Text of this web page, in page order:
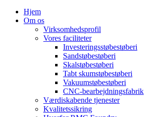
Hjem
Om os
Virksomhedsprofil
Vores faciliteter
Investeringsstøbestøberi
Sandstøbestøberi
Skalstøbestøberi
Tabt skumstøbestøberi
Vakuumstøbestøberi
CNC-bearbejdningsfabrik
Værdiskabende tjenester
Kvalitetssikring